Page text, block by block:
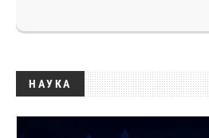
НАУКА